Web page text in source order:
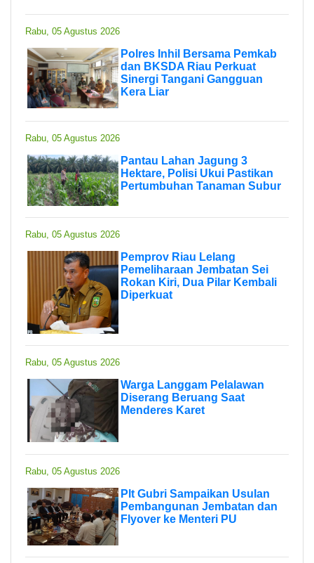
Rabu, 05 Agustus 2026
Polres Inhil Bersama Pemkab
dan BKSDA Riau Perkuat
Sinergi Tangani Gangguan
Kera Liar
Rabu, 05 Agustus 2026
Pantau Lahan Jagung 3
Hektare, Polisi Ukui Pastikan
Pertumbuhan Tanaman Subur
Rabu, 05 Agustus 2026
Pemprov Riau Lelang
Pemeliharaan Jembatan Sei
Rokan Kiri, Dua Pilar Kembali
Diperkuat
Rabu, 05 Agustus 2026
Warga Langgam Pelalawan
Diserang Beruang Saat
Menderes Karet
Rabu, 05 Agustus 2026
Plt Gubri Sampaikan Usulan
Pembangunan Jembatan dan
Flyover ke Menteri PU